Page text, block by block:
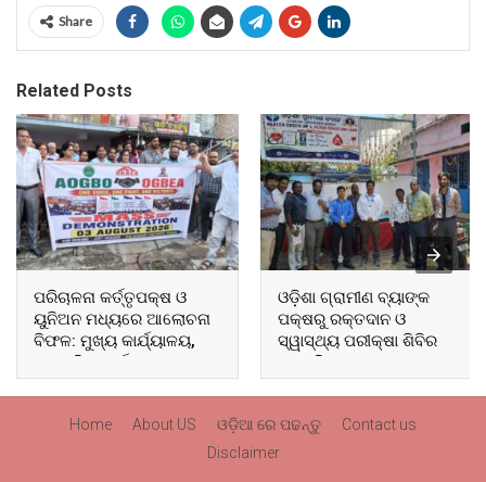
Share
Related Posts
ପରିଚାଳନା କର୍ତ୍ତୃପକ୍ଷ ଓ
ୟୁନିଅନ ମଧ୍ୟରେ ଆଲୋଚନା
ବିଫଳ: ମୁଖ୍ୟ କାର୍ଯ୍ୟାଳୟ,
ଆଞ୍ଚଳିକ କାର୍ଯ୍ୟାଳୟ ଓ
ସମସ୍ତ ବ୍ଲକ ମୁଖ୍ୟାଳୟରେ
ଓଡ଼ିଶା ଗ୍ରାମୀଣ ବ୍ୟାଙ୍କ
ପକ୍ଷରୁ ରକ୍ତଦାନ ଓ
ସ୍ୱାସ୍ଥ୍ୟ ପରୀକ୍ଷା ଶିବିର
ଅନୁଷ୍ଠିତ
Home About US ଓଡ଼ିଆ ରେ ପଢନ୍ତୁ
Contact us
Disclaimer